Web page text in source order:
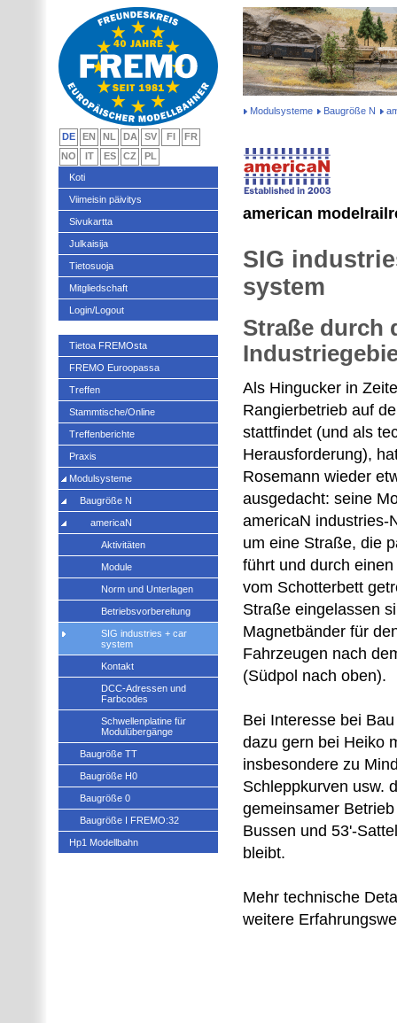
Modulsysteme Baugröße N
american
SIG
system
Straße durch
Als Hingucker in
Rangierbetrieb auf
stattfindet (und als
Herausforderung),
Rosemann wieder
ausgedacht: seine
americaN industries-
um eine Straße, die
führt und durch
vom Schotterbett
Straße eingelassen
Magnetbänder für
Fahrzeugen nach
(Südpol nach oben).
Bei Interesse bei
dazu gern bei Heiko
insbesondere zu
Schleppkurven usw.
gemeinsamer
Bussen und 53'-
bleibt.
Mehr technische
weitere
DE EN NL DA SV FI
FR
NO
IT ES CZ
PL
Koti
Viimeisin päivitys
Sivukartta
Julkaisija
Tietosuoja
Mitgliedschaft
Login/Logout
Tietoa FREMOsta
FREMO Euroopassa
Treffen
Stammtische/Online
Treffenberichte
Praxis
Modulsysteme
Baugröße N
americaN
Aktivitäten
Module
Norm und Unterlagen
Betriebsvorbereitung
SIG industries + car
system
Kontakt
DCC-Adressen und
Farbcodes
Schwellenplatine für
Modulübergänge
Baugröße TT
Baugröße H0
Baugröße 0
Baugröße I FREMO:32
Hp1 Modellbahn